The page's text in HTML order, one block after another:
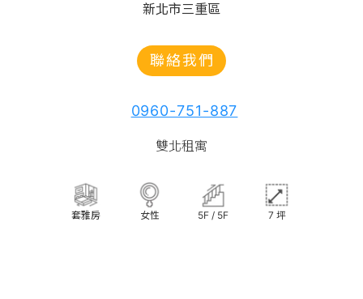
新北市三重區
聯絡我們
0960-751-887
雙北租寓
套雅房 女性 5F / 5F 7 坪